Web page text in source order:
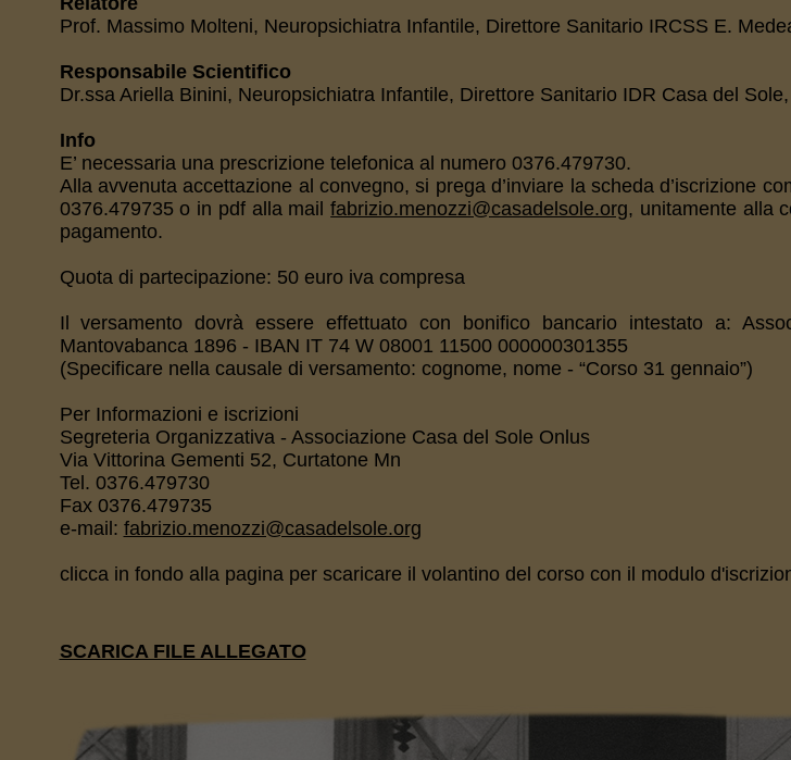
Prof. Massimo Molteni, Neuropsichiatra Infantile, Direttore Sanitario IRCSS E.
Responsabile Scientifico
Dr.ssa Ariella Binini, Neuropsichiatra Infantile, Direttore Sanitario IDR Casa del
Info
E’ necessaria una prescrizione telefonica al numero 0376.479730.
Alla avvenuta accettazione al convegno, si prega d’inviare la scheda d’iscrizione
0376.479735 o in pdf alla mailfabrizio.menozzi@casadelsole.org, unitamente alla
pagamento.
Quota di partecipazione: 50 euro iva compresa
Il versamento dovrà essere effettuato con bonifico bancario intestato a:
Mantovabanca 1896 - IBAN IT 74 W 08001 11500 000000301355
(Specificare nella causale di versamento: cognome, nome - “Corso 31 gennaio”)
Per Informazioni e iscrizioni
Segreteria Organizzativa - Associazione Casa del Sole Onlus
Via Vittorina Gementi 52, Curtatone Mn
Tel. 0376.479730
Fax 0376.479735
e-mail: fabrizio.menozzi@casadelsole.org
clicca in fondo alla pagina per scaricare il volantino del corso con il modulo
SCARICA FILE ALLEGATO